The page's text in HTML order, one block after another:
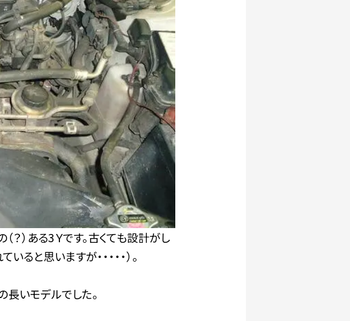
）ある3Ｙです。古くても設計がし
と思いますが・・・・・）。
長いモデルでした。